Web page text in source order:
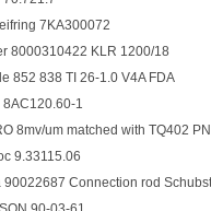
7KA300072
8000310422 KLR 1200/18
852 838 TI 26-1.0 V4A FDA
1
8mv/um matched with TQ402
9.33115.06
Connection rod